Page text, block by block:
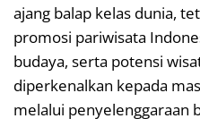
ajang balap kelas dunia,
promosi pariwisata
budaya, serta potensi
diperkenalkan kepada
melalui penyelenggaraan